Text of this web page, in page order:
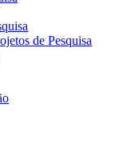
de Pesquisa